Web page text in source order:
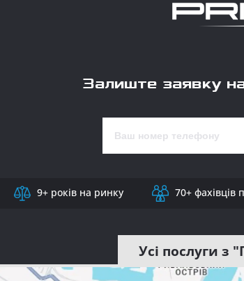
Залиште заявку
9+ років на ринку 70+ фахівців
Усі послуги з